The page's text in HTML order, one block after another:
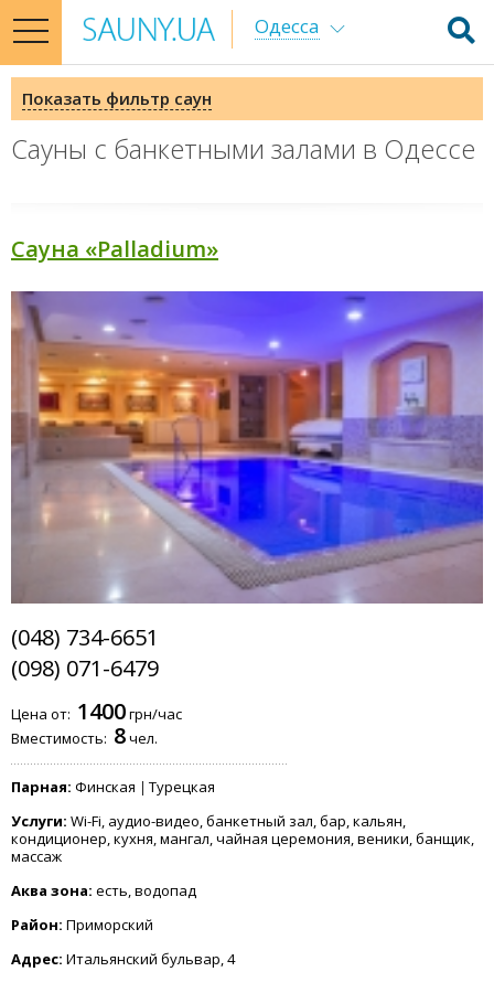
toggle
navigation
Одесса
Сауны с банкетными залами в Одессе
Сауна «Palladium»
(048) 734-6651
(098) 071-6479
Цена от: 1400грн/час
Вместимость: 8чел.
Парная: Финская
Турецкая
Услуги: Wi-Fi, аудио-видео, банкетный зал, бар, кальян,
кондиционер, кухня, мангал, чайная церемония, веники, банщик,
массаж
Аква зона: есть, водопад
Район: Приморский
Адрес: Итальянский бульвар, 4
Показать фильтр саун